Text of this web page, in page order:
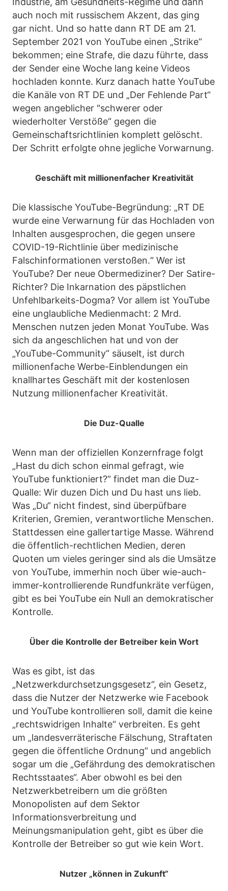
auch noch mit russischem Akzent, das ging
gar nicht. Und so hatte dann RT DE am 21.
September 2021 von YouTube einen „Strike“
bekommen; eine Strafe, die dazu führte, dass
der Sender eine Woche lang keine Videos
hochladen konnte. Kurz danach hatte YouTube
die Kanäle von RT DE und „Der Fehlende Part“
wegen angeblicher "schwerer oder
wiederholter Verstöße“ gegen die
Gemeinschaftsrichtlinien komplett gelöscht.
Der Schritt erfolgte ohne jegliche Vorwarnung.
Geschäft mit millionenfacher Kreativität
Die klassische YouTube-Begründung: „RT DE
wurde eine Verwarnung für das Hochladen von
Inhalten ausgesprochen, die gegen unsere
COVID-19-Richtlinie über medizinische
Falschinformationen verstoßen.“ Wer ist
YouTube? Der neue Obermediziner? Der Satire-
Richter? Die Inkarnation des päpstlichen
Unfehlbarkeits-Dogma? Vor allem ist YouTube
eine unglaubliche Medienmacht: 2 Mrd.
Menschen nutzen jeden Monat YouTube. Was
sich da angeschlichen hat und von der
„YouTube-Community“ säuselt, ist durch
millionenfache Werbe-Einblendungen ein
knallhartes Geschäft mit der kostenlosen
Nutzung millionenfacher Kreativität.
Die Duz-Qualle
Wenn man der offiziellen Konzernfrage folgt
„Hast du dich schon einmal gefragt, wie
YouTube funktioniert?“ findet man die Duz-
Qualle: Wir duzen Dich und Du hast uns lieb.
Was „Du“ nicht findest, sind überpüfbare
Kriterien, Gremien, verantwortliche Menschen.
Stattdessen eine gallertartige Masse. Während
die öffentlich-rechtlichen Medien, deren
Quoten um vieles geringer sind als die Umsätze
von YouTube, immerhin noch über wie-auch-
immer-kontrollierende Rundfunkräte verfügen,
gibt es bei YouTube ein Null an demokratischer
Kontrolle.
Über die Kontrolle der Betreiber kein Wort
Was es gibt, ist das
„Netzwerkdurchsetzungsgesetz“, ein Gesetz,
dass die Nutzer der Netzwerke wie Facebook
und YouTube kontrollieren soll, damit die keine
„rechtswidrigen Inhalte“ verbreiten. Es geht
um „landesverräterische Fälschung, Straftaten
gegen die öffentliche Ordnung“ und angeblich
sogar um die „Gefährdung des demokratischen
Rechtsstaates“. Aber obwohl es bei den
Netzwerkbetreibern um die größten
Monopolisten auf dem Sektor
Informationsverbreitung und
Meinungsmanipulation geht, gibt es über die
Kontrolle der Betreiber so gut wie kein Wort.
Nutzer „können in Zukunft“